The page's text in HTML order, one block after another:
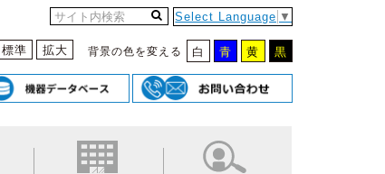
Select Language ▼
標準 拡大 背景の色を変える 白 青 黄 黒